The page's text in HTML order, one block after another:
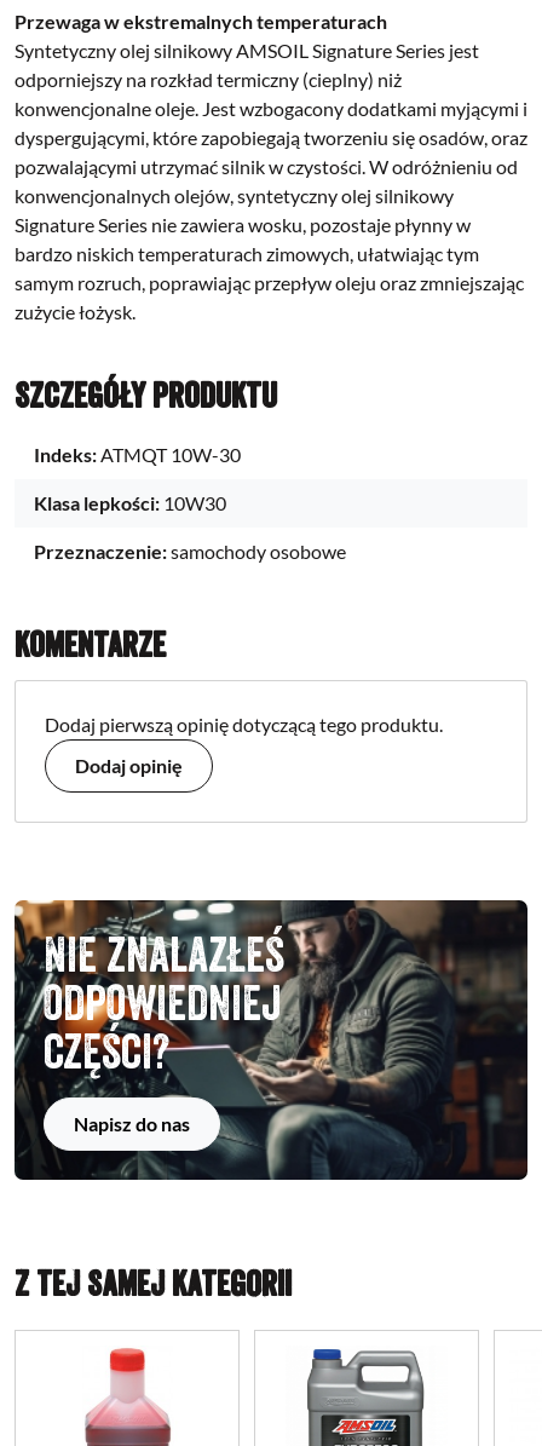
Przewaga w ekstremalnych temperaturach
Syntetyczny olej silnikowy AMSOIL Signature Series jest
odporniejszy na rozkład termiczny (cieplny) niż
konwencjonalne oleje. Jest wzbogacony dodatkami myjącymi i
dyspergującymi, które zapobiegają tworzeniu się osadów, oraz
pozwalającymi utrzymać silnik w czystości. W odróżnieniu od
konwencjonalnych olejów, syntetyczny olej silnikowy
Signature Series nie zawiera wosku, pozostaje płynny w
bardzo niskich temperaturach zimowych, ułatwiając tym
samym rozruch, poprawiając przepływ oleju oraz zmniejszając
zużycie łożysk.
Szczegóły produktu
Indeks:ATMQT 10W-30
Klasa lepkości: 10W30
Przeznaczenie:samochody osobowe
Komentarze
Dodaj pierwszą opinię dotyczącą tego produktu.
Dodaj opinię
Nie znalazłeś
odpowiedniej
części?
Napisz do nas
Z TEJ SAMEJ KATEGORII